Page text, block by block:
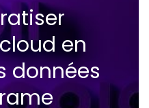
en
données